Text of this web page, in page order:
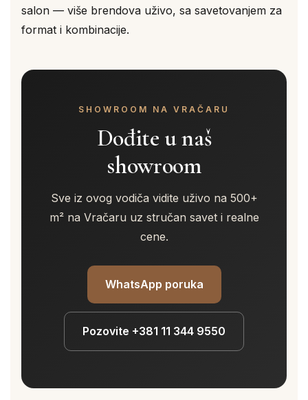
salon — više brendova uživo, sa savetovanjem za
format i kombinacije.
SHOWROOM NA VRAČARU
Dođite u naš
showroom
Sve iz ovog vodiča vidite uživo na 500+
m² na Vračaru uz stručan savet i realne
cene.
WhatsApp poruka
Pozovite +381 11 344 9550